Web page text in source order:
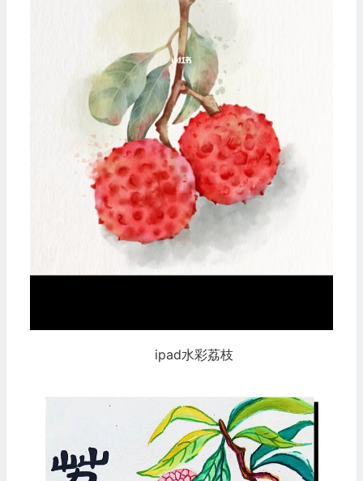
ipad水彩荔枝